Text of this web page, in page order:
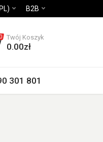
B2B
301 801
0 Twój Koszyk
0.00zł